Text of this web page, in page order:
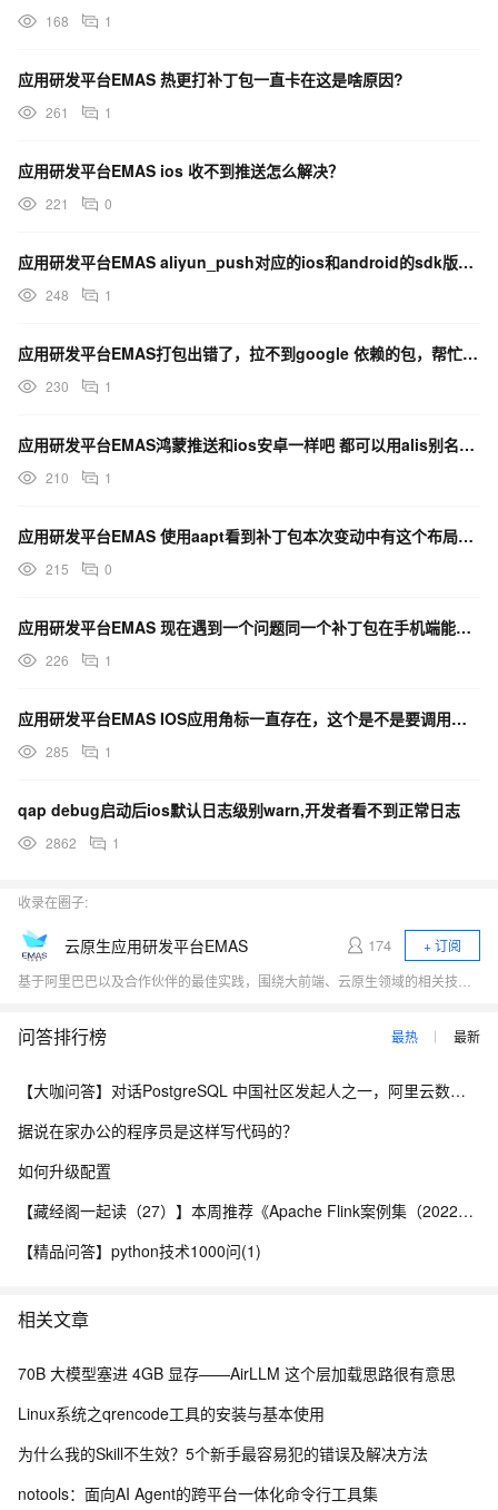
168 1
应用研发平台EMAS 热更打补丁包一直卡在这是啥原因?
261 1
应用研发平台EMAS ios 收不到推送怎么解决？
221 0
应用研发平台EMAS aliyun_push对应的ios和android的sdk版本，都是多少？
248 1
应用研发平台EMAS打包出错了，拉不到google 依赖的包，帮忙看一下？
230 1
应用研发平台EMAS鸿蒙推送和ios安卓一样吧 都可以用alis别名推送吧？
210 1
应用研发平台EMAS 使用aapt看到补丁包本次变动中有这个布局文件存在，但崩溃日志提示找不到咋整？
215 0
应用研发平台EMAS 现在遇到一个问题同一个补丁包在手机端能正常加载 但是在平板和tv端时会报错
226 1
应用研发平台EMAS IOS应用角标一直存在，这个是不是要调用内部的哪个接口来清空？
285 1
qap debug启动后ios默认日志级别warn,开发者看不到正常日志
2862 1
收录在圈子:
云原生应用研发平台EMAS 174
+ 订阅
问答排行榜 最热 最新
【大咖问答】对话PostgreSQL 中国社区发起人之一，阿里云数据库高级专家 德哥
据说在家办公的程序员是这样写代码的？
如何升级配置
【藏经阁一起读（27）】本周推荐《Apache Flink案例集（2022版）》，你有哪些心得？
【精品问答】python技术1000问(1)
相关文章
70B 大模型塞进 4GB 显存——AirLLM 这个层加载思路很有意思
Linux系统之qrencode工具的安装与基本使用
为什么我的Skill不生效？5个新手最容易犯的错误及解决方法
notools：面向AI Agent的跨平台一体化命令行工具集